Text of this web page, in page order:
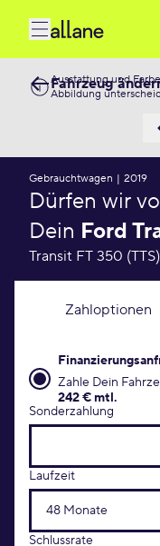
Ausstattung und
Abbildung
Fahrzeug
Gebrauchtwagen | 2019
Dürfen wir
Dein Ford
Transit FT 350
Zahloptionen
Zahle Dein
242 € mtl.
Sonderzahlung
Laufzeit
Schlussrate